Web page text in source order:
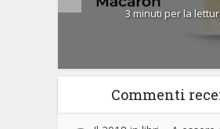
3 minuti per la
Commenti